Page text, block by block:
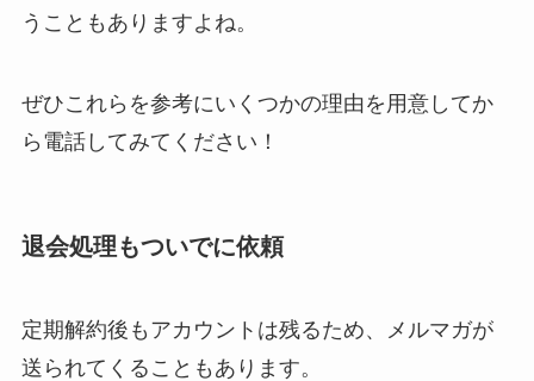
うこともありますよね。
ぜひこれらを参考にいくつかの理由を用意してか
ら電話してみてください！
退会処理もついでに依頼
定期解約後もアカウントは残るため、メルマガが
送られてくることもあります。